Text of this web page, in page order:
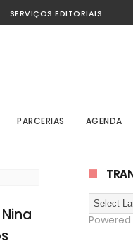
SERVIÇOS EDITORIAIS
PARCERIAS AGENDA